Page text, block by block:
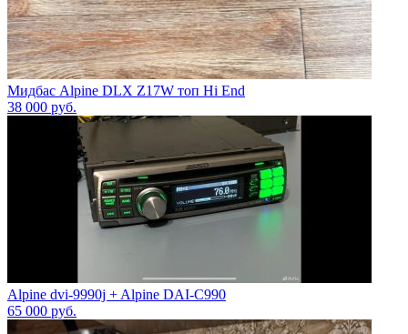
Мидбас Alpine DLX Z17W топ Hi End
38 000 руб.
Alpine dvi-9990j + Alpine DAI-C990
65 000 руб.